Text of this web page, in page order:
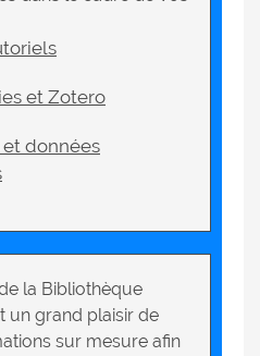
et Zotero
données
la Bibliothèque
un grand plaisir de
sur mesure afin